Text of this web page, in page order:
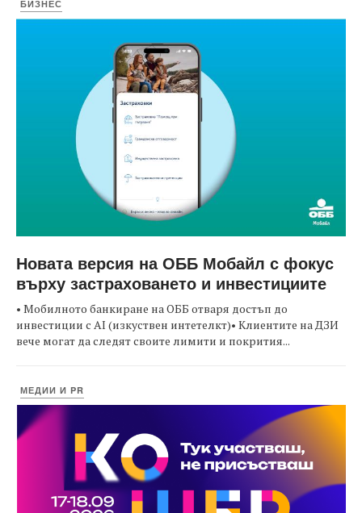
БИЗНЕС
Новата версия на ОББ Мобайл с фокус
върху застраховането и инвестициите
• Мобилното банкиране на ОББ отваря достъп до
инвестиции с AI (изкуствен интетелкт)• Клиентите на ДЗИ
вече могат да следят своите лимити и покрития...
МЕДИИ И PR